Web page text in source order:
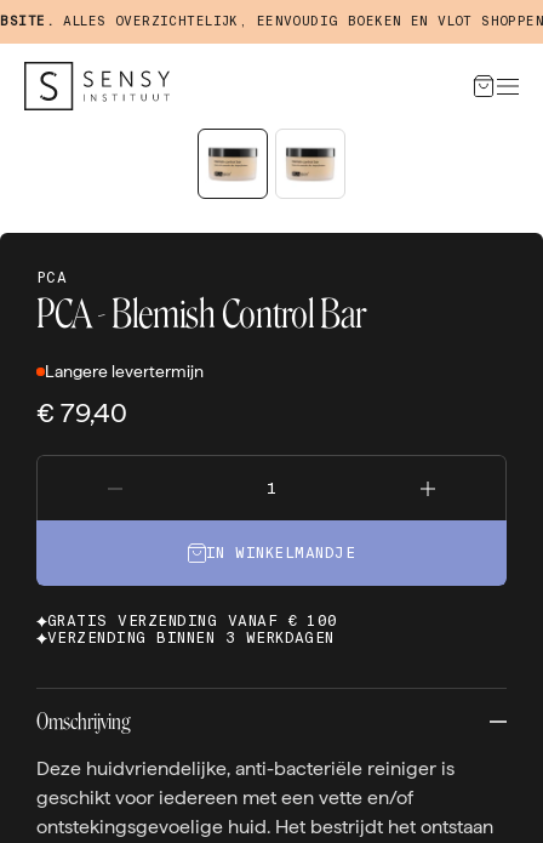
ALLES OVERZICHTELIJK, EENVOUDIG BOEKEN EN VLOT SHOPPEN
PCA
PCA - Blemish Control Bar
Langere levertermijn
€ 79,40
IN WINKELMANDJE
GRATIS VERZENDING VANAF € 100
VERZENDING BINNEN 3 WERKDAGEN
Omschrijving
Deze huidvriendelijke, anti-bacteriële reiniger is
geschikt voor iedereen met een vette en/of
ontstekingsgevoelige huid. Het bestrijdt het ontstaan